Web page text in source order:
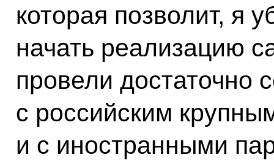
которая позволит, я
начать реализацию
провели достаточно
с российским
и с иностранными